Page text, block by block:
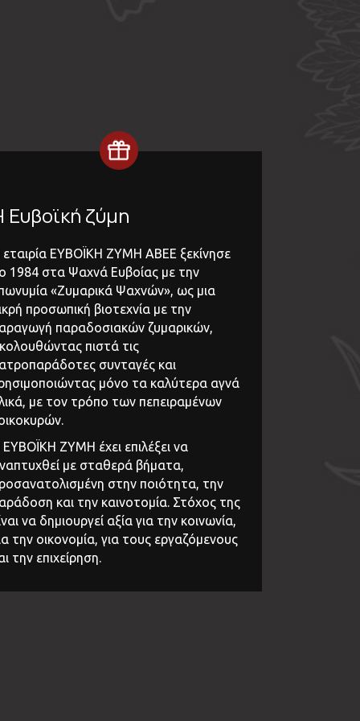
Ευβοϊκή ζύμη
εταιρία ΕΥΒΟΪΚΗ ΖΥΜΗ ΑΒΕΕ ξεκίνησε
1984 στα Ψαχνά Ευβοίας με την
«Ζυμαρικά Ψαχνών», ως μια
προσωπική βιοτεχνία με την
παραδοσιακών ζυμαρικών,
πιστά τις
συνταγές και
μόνο τα καλύτερα αγνά
με τον τρόπο των πεπειραμένων
ΖΥΜΗ έχει επιλέξει να
με σταθερά βήματα,
στην ποιότητα, την
και την καινοτομία. Στόχος της
να δημιουργεί αξία για την κοινωνία,
την οικονομία, για τους εργαζόμενους
την επιχείρηση.